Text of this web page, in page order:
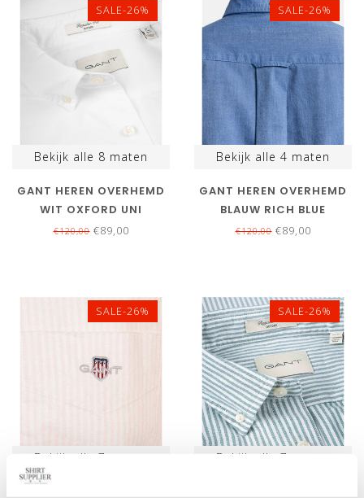
SALE-26%
Bekijk alle 8 maten
GANT HEREN OVERHEMD
WIT OXFORD UNI
€120,00€89,00
SALE-26%
Bekijk alle 4 maten
GANT HEREN OVERHEMD
BLAUW RICH BLUE
OXFORD UNI
€120,00€89,00
SALE-26%
Bekijk alle 7
SALE-26%
Bekijk alle 7